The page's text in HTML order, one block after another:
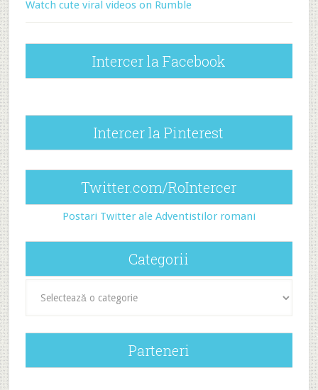
Watch cute viral videos on Rumble
Intercer la Facebook
Intercer la Pinterest
Twitter.com/RoIntercer
Postari Twitter ale Adventistilor romani
Categorii
Parteneri